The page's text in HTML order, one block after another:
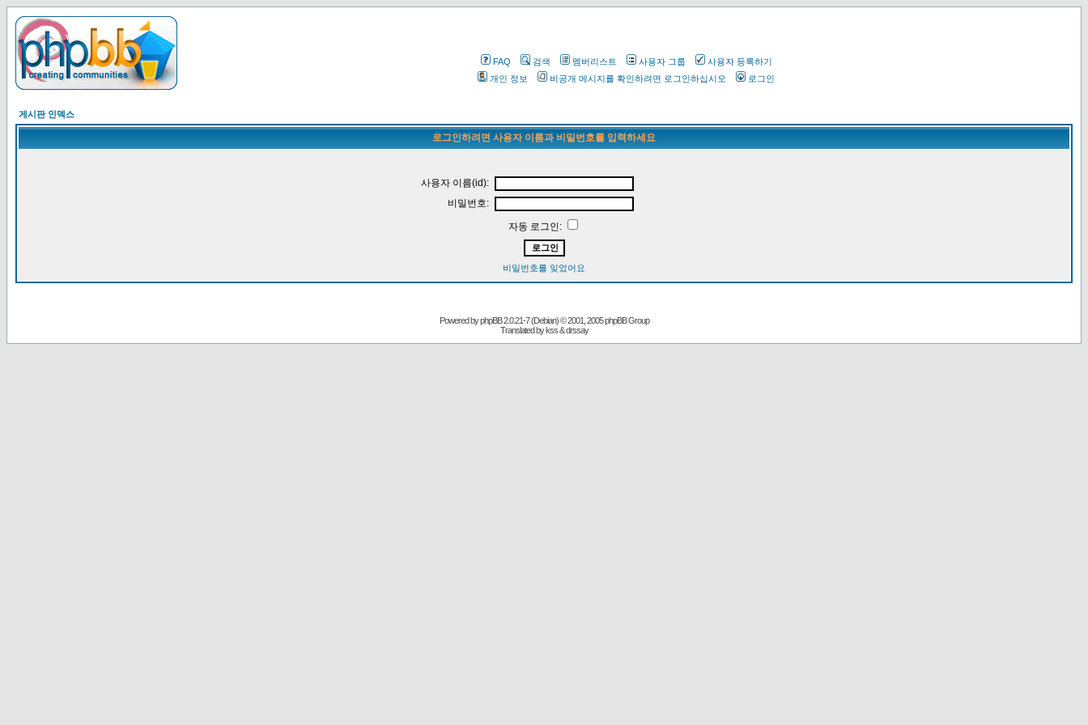
FAQ 검색 멤버리스트 사용자 그룹
사용자 등록하기
개인 정보
비공개 메시지를 확인하려면 로그인하십시오 로그인
게시판 인덱스
로그인하려면 사용자 이름과 비밀번호를 입력하세요
사용자 이름(id):
비밀번호:
자동 로그인:
비밀번호를 잊었어요
Powered byphpBB2.0.21-7 (Debian) © 2001, 2005 phpBB Group
Translated by kss & drssay